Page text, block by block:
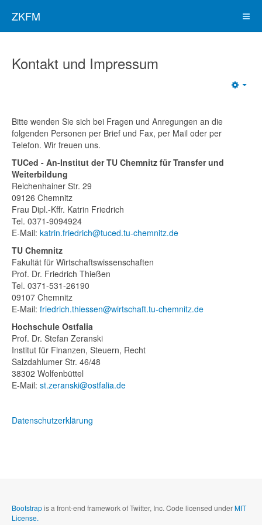
ZKFM
Kontakt und Impressum
Bitte wenden Sie sich bei Fragen und Anregungen an die
folgenden Personen per Brief und Fax, per Mail oder per
Telefon. Wir freuen uns.
TUCed - An-Institut der TU Chemnitz für Transfer und
Weiterbildung
Reichenhainer Str. 29
09126 Chemnitz
Frau Dipl.-Kffr. Katrin Friedrich
Tel. 0371-9094924
E-Mail: katrin.friedrich​@tuced.tu-chemnitz.de
TU Chemnitz
Fakultät für Wirtschaftswissenschaften
Prof. Dr. Friedrich Thießen
Tel. 0371-531-26190
09107 Chemnitz
E-Mail: friedrich.thiessen@wirtschaft.tu-chemnitz.de
Hochschule Ostfalia
Prof. Dr. Stefan Zeranski
Institut für Finanzen, Steuern, Recht
Salzdahlumer Str. 46/48
38302 Wolfenbüttel
E-Mail: st.zeranski@ostfalia.de
Datenschutzerklärung
Bootstrapis a front-end framework of Twitter, Inc. Code licensed underMIT
License.